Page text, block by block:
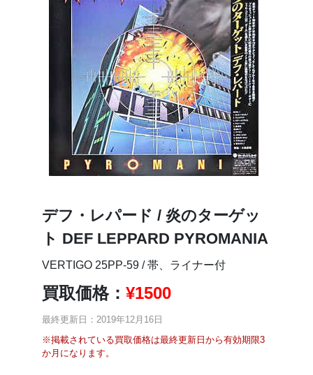
デフ・レパード / 炎のターゲッ
ト DEF LEPPARD PYROMANIA
VERTIGO 25PP-59 / 帯、ライナー付
買取価格： ¥1500
最終更新日：2019年12月16日
※掲載されている買取価格は最終更新日から有効期限3
か月になります。